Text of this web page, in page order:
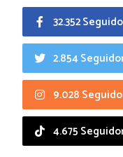
32.352
2.854
9.028
4.675